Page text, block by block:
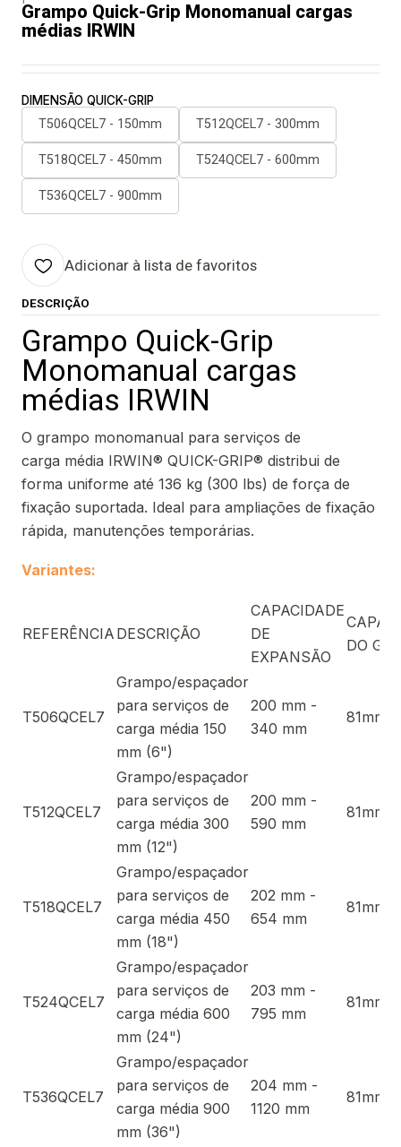
Grampo Quick-Grip Monomanual cargas
médias IRWIN
DIMENSÃO QUICK-GRIP
T506QCEL7 - 150mm T512QCEL7 - 300mm
T518QCEL7 - 450mm T524QCEL7 - 600mm
T536QCEL7 - 900mm
Adicionar à lista de favoritos
DESCRIÇÃO
Grampo Quick-Grip
Monomanual cargas
médias IRWIN
O grampo monomanual para serviços de
carga média IRWIN® QUICK-GRIP® distribui de
forma uniforme até 136 kg (300 lbs) de força de
fixação suportada. Ideal para ampliações de fixação
rápida, manutenções temporárias.
Variantes:
REFERÊNCIA DESCRIÇÃO
CAPACIDADE
DE
EXPANSÃO
DO
T506QCEL7
Grampo/espaçador
para serviços de
carga média 150
mm (6")
200 mm -
340 mm
81mm
T512QCEL7
Grampo/espaçador
para serviços de
carga média 300
mm (12")
200 mm -
590 mm
81mm
T518QCEL7
Grampo/espaçador
para serviços de
carga média 450
mm (18")
202 mm -
654 mm
81mm
T524QCEL7
Grampo/espaçador
para serviços de
carga média 600
mm (24")
203 mm -
795 mm
81mm
T536QCEL7
Grampo/espaçador
para serviços de
carga média 900
mm (36")
204 mm -
1120 mm
81mm